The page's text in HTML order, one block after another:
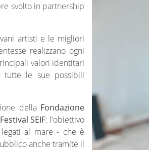
svolto in partnership
artisti e le migliori
realizzano ogni
valori identitari
le sue possibili
della Fondazione
Festival SEIF: l'obiettivo
al mare - che è
anche tramite il